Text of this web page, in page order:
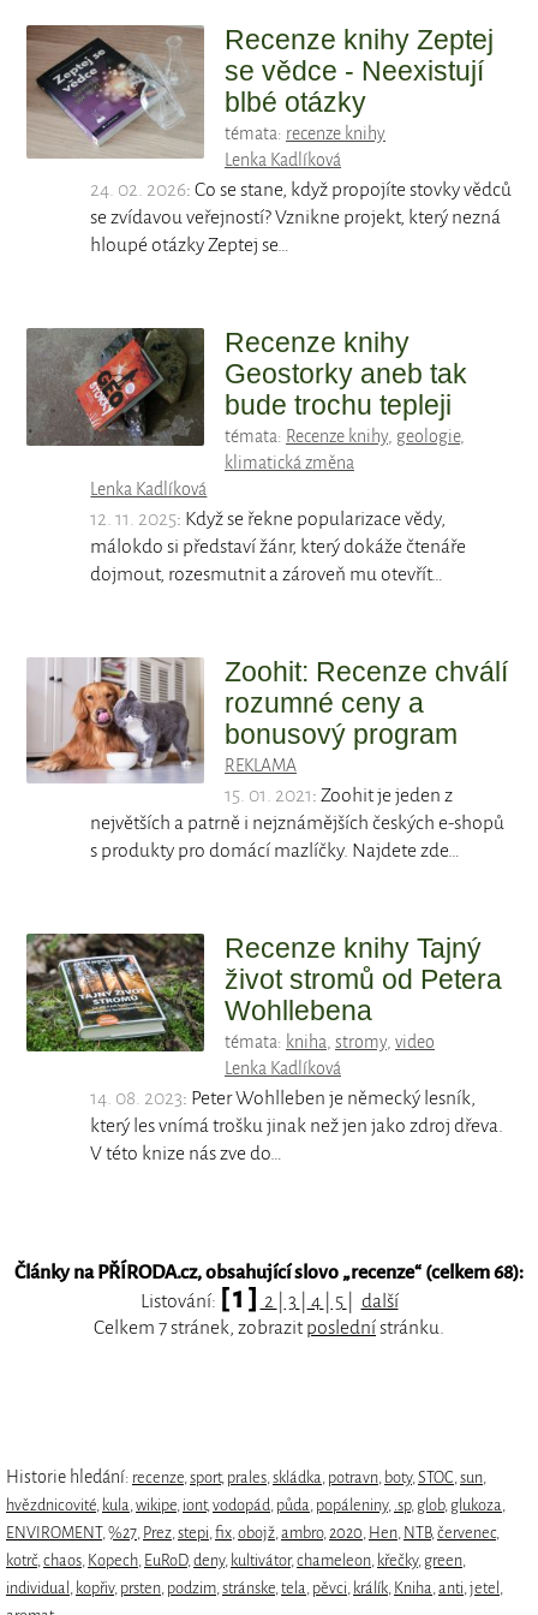
Recenze knihy Zeptej
se vědce - Neexistují
blbé otázky
témata: recenze knihy
Lenka Kadlíková
24. 02. 2026: Co se stane, když propojíte stovky vědců
se zvídavou veřejností? Vznikne projekt, který nezná
hloupé otázky Zeptej se…
Recenze knihy
Geostorky aneb tak
bude trochu tepleji
témata: Recenze knihy, geologie,
klimatická změna
Lenka Kadlíková
12. 11. 2025: Když se řekne popularizace vědy,
málokdo si představí žánr, který dokáže čtenáře
dojmout, rozesmutnit a zároveň mu otevřít…
Zoohit: Recenze chválí
rozumné ceny a
bonusový program
REKLAMA
15. 01. 2021: Zoohit je jeden z
největších a patrně i nejznámějších českých e-shopů
s produkty pro domácí mazlíčky. Najdete zde…
Recenze knihy Tajný
život stromů od Petera
Wohllebena
témata: kniha stromy, video
Lenka Kadlíková
14. 08. 2023: Peter Wohlleben je německý lesník,
který les vnímá trošku jinak než jen jako zdroj dřeva.
V této knize nás zve do…
Články na PŘÍRODA.cz, obsahující slovo „recenze“ (celkem 68):
Listování: [ 1 ] 2 3 4 5
další
Celkem 7 stránek, zobrazitposlednístránku.
Historie hledání: recenze sport, prales skládka potravn boty, STOC sun
hvězdnicovité kula wikipe iont, vodopád půda popáleniny, .sp, glob, glukoza
ENVIROMENT, %27 Prez stepi fix obojž ambro, 2020 Hen NTB, červenec,
kotrč, chaos Kopech EuRoD, deny, kultivátor, chameleon křečky, green
individual kopřiv, prsten podzim stránske tela pěvci králík Kniha anti jetel